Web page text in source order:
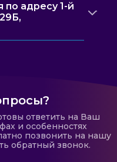
адресу 1-й
ответить на Ваш
и особенностях
позвонить на нашу
обратный звонок.